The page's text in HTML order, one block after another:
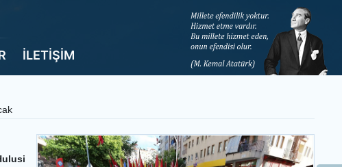
İLETİŞİM